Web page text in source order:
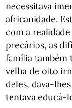
necessitava
africanidade.
com a
precários, as
família também
velha de oito
deles, dava-
tentava educá-